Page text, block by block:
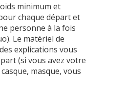
minimum et
chaque départ et
personne à la fois
Le matériel de
explications vous
(si vous avez votre
masque, vous